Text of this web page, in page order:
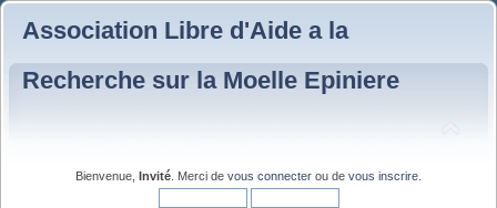
Association Libre d'Aide a la
Recherche sur la Moelle Epiniere
Bienvenue, Invité . Merci de vous connecter ou de vous inscrire